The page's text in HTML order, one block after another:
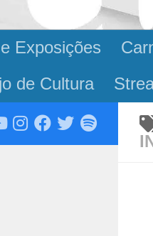
Exposições
de Cultura